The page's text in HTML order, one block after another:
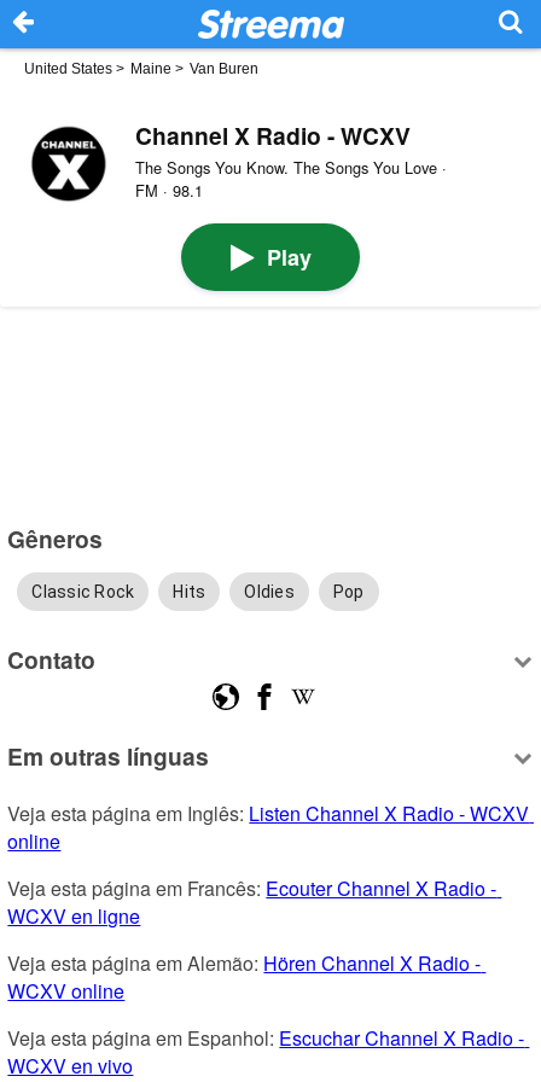
United States > Maine > Van Buren
Channel X Radio - WCXV
The Songs You Know. The Songs You Love ·
FM · 98.1
Play
Gêneros
Classic Rock Hits Oldies Pop
Contato
Em outras línguas
Veja esta página em Inglês: Listen Channel X Radio - WCXV
online
Veja esta página em Francês: Ecouter Channel X Radio -
WCXV en ligne
Veja esta página em Alemão: Hören Channel X Radio -
WCXV online
Veja esta página em Espanhol: Escuchar Channel X Radio -
WCXV en vivo